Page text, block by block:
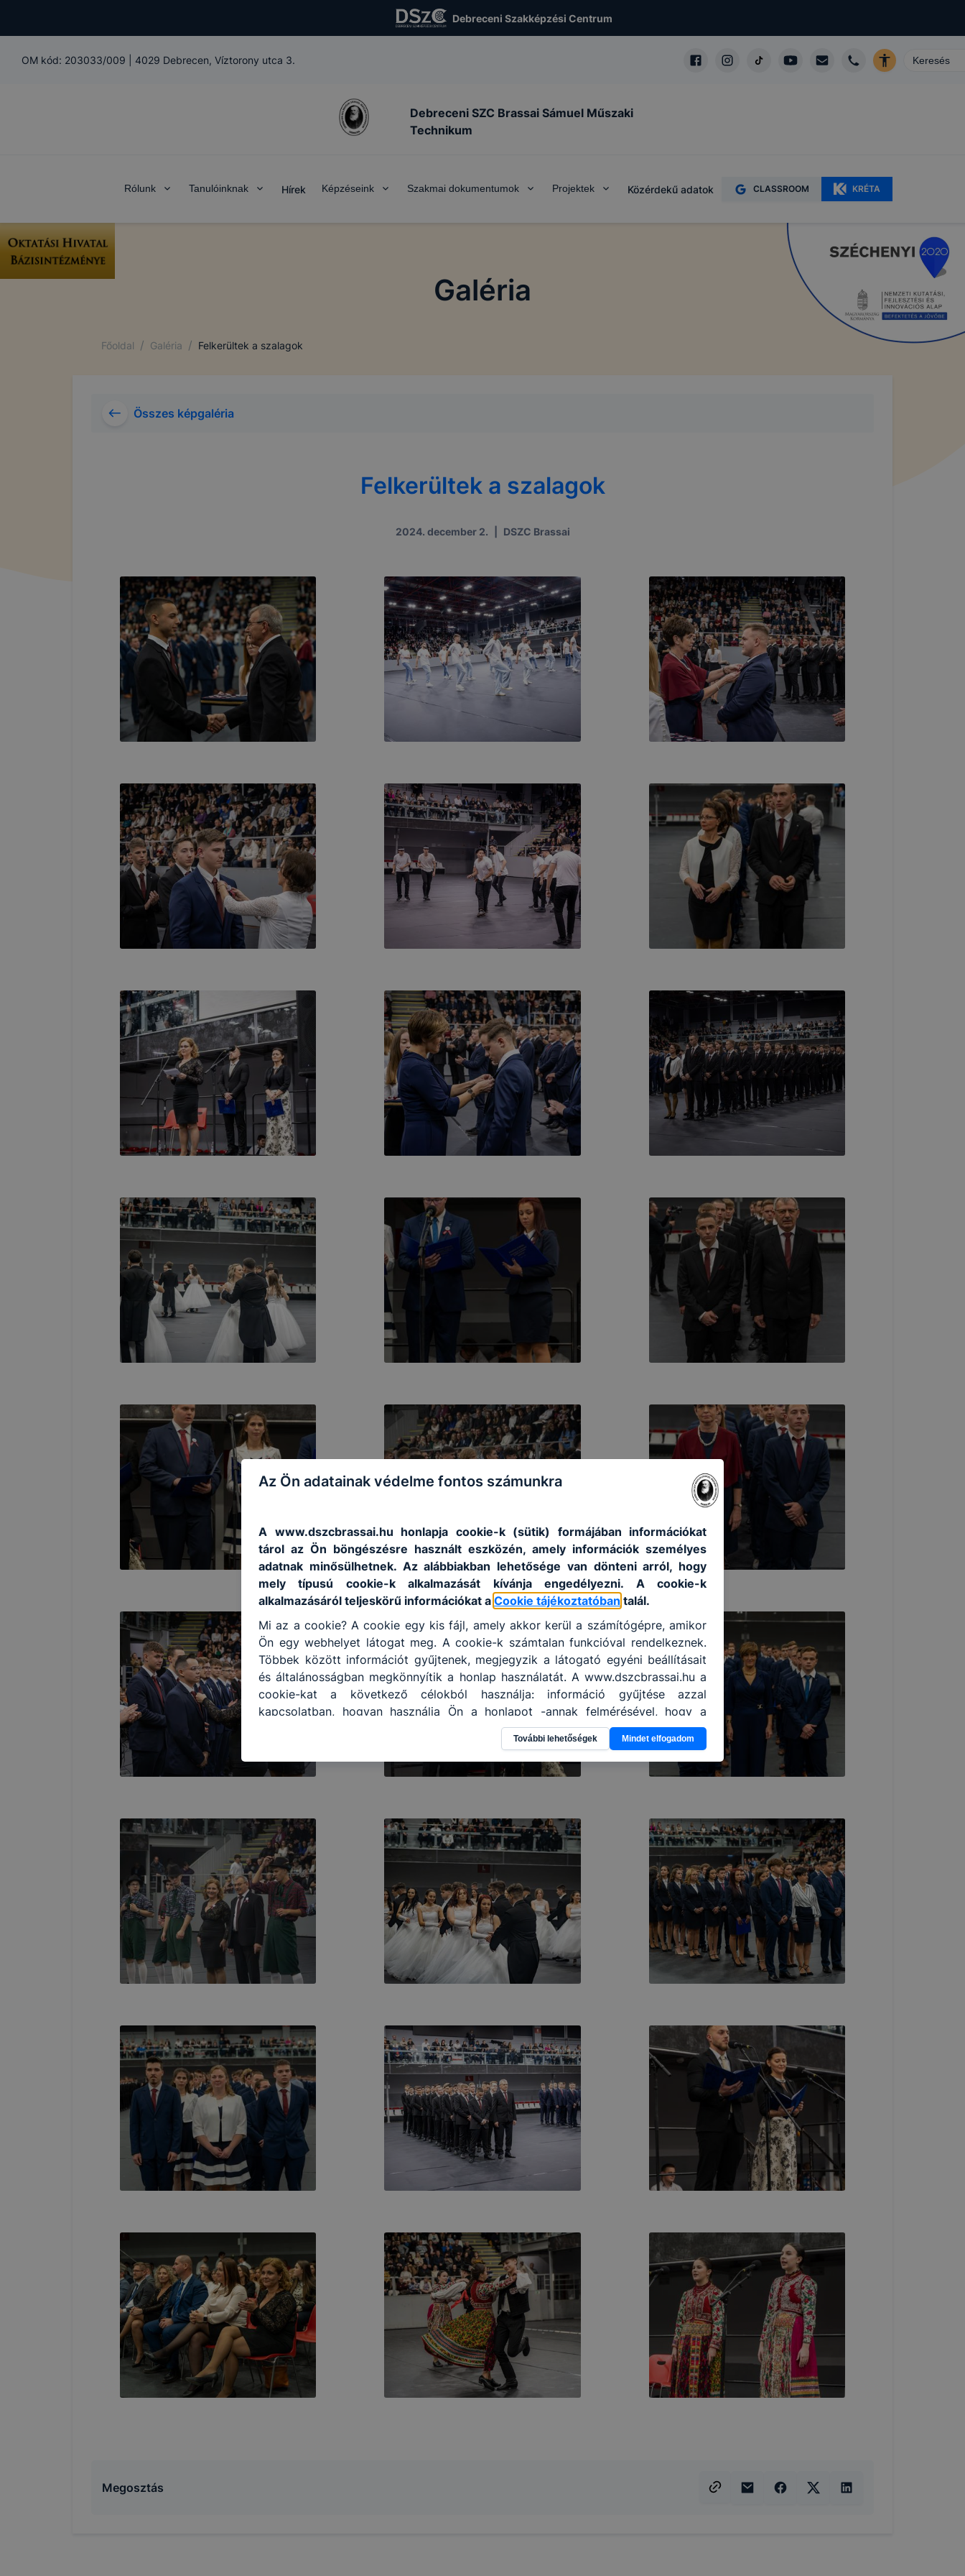
Debreceni Szakképzési Centrum
OM kód: 203033/009 4029 Debrecen, Víztorony utca 3.
Debreceni SZC Brassai Sámuel Műszaki
Technikum
Rólunk Tanulóinknak Hírek Képzéseink Szakmai dokumentumok Projektek Közérdekű adatok CLASSROOM KRÉTA
Galéria
Főoldal / Galéria / Felkerültek a szalagok
Összes képgaléria
Felkerültek a szalagok
2024. december 2. DSZC Brassai
Megosztás
Az Ön adatainak védelme fontos számunkra
A www.dszcbrassai.hu honlapja cookie-k (sütik) formájában információkat
tárol az Ön böngészésre használt eszközén, amely információk személyes
adatnak minősülhetnek. Az alábbiakban lehetősége van dönteni arról, hogy
mely típusú cookie-k alkalmazását kívánja engedélyezni. A cookie-k
alkalmazásáról teljeskörű információkat a Cookie tájékoztatóban talál.
Mi az a cookie? A cookie egy kis fájl, amely akkor kerül a számítógépre, amikor
Ön egy webhelyet látogat meg. A cookie-k számtalan funkcióval rendelkeznek.
Többek között információt gyűjtenek, megjegyzik a látogató egyéni beállításait
és általánosságban megkönnyítik a honlap használatát. A www.dszcbrassai.hu a
cookie-kat a következő célokból használja: információ gyűjtése azzal
kapcsolatban, hogyan használja Ön a honlapot -annak felmérésével, hogy a
honlap melyik részeit látogatja, vagy használja leginkább, így megtudhatjuk,
hogyan biztosítsunk Önnek még jobb felhasználói élményt, ha ismét meglátogatja
oldalunkat, honlap fejlesztése. Hogyan ellenőrizheti és hogyan tudja kikapcsolni a
cookie-kat? Minden modern böngésző engedélyezi a cookie-k beállításának a
mivel a cookie-k célja honlapunk használhatóságának és folyamatainak
megkönnyítése vagy lehetővé tétele, a cookie-k alkalmazásának
megakadályozása vagy törlése által előfordulhat, hogy felhasználóink nem
lesznek képesek honlapunk funkcióinak teljes körű használatára, vagy a honlap a
tervezettől eltérően fog működni böngészőjében.
További lehetőségek Mindet elfogadom